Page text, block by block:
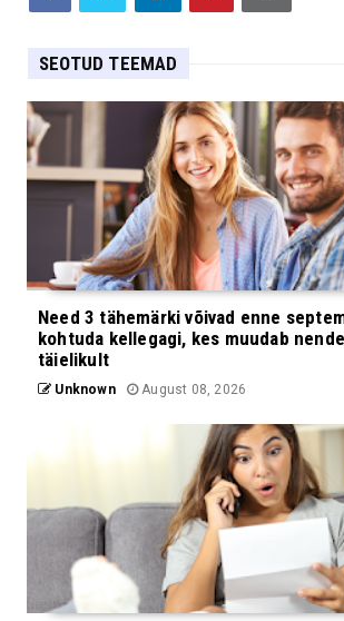
SEOTUD TEEMAD
Need 3 tähemärki võivad enne
kohtuda kellegagi, kes muudab
täielikult
Unknown August 08, 2026